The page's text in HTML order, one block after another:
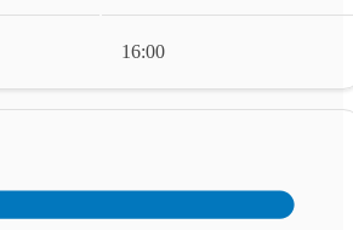
16:00